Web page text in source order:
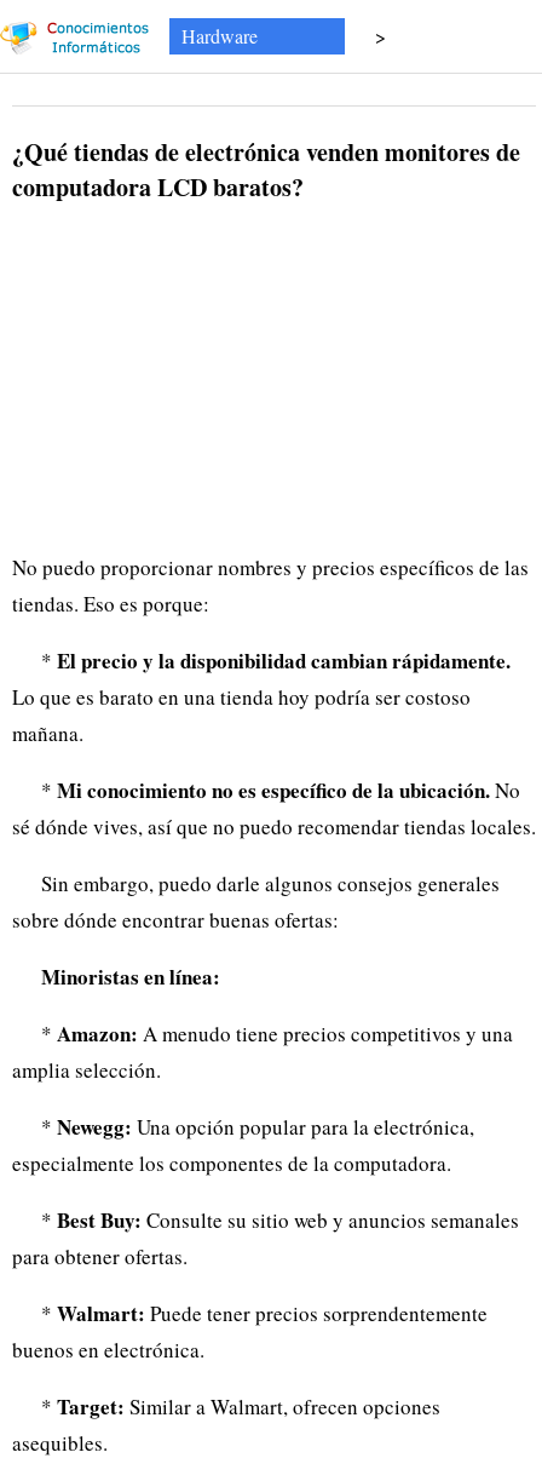
Hardware >
¿Qué tiendas de electrónica venden monitores de
computadora LCD baratos?
No puedo proporcionar nombres y precios específicos de las
tiendas. Eso es porque:
* El precio y la disponibilidad cambian rápidamente.
Lo que es barato en una tienda hoy podría ser costoso
mañana.
* Mi conocimiento no es específico de la ubicación.No
sé dónde vives, así que no puedo recomendar tiendas locales.
Sin embargo, puedo darle algunos consejos generales
sobre dónde encontrar buenas ofertas:
Minoristas en línea:
* Amazon: A menudo tiene precios competitivos y una
amplia selección.
* Newegg: Una opción popular para la electrónica,
especialmente los componentes de la computadora.
* Best Buy: Consulte su sitio web y anuncios semanales
para obtener ofertas.
* Walmart: Puede tener precios sorprendentemente
buenos en electrónica.
* Target: Similar a Walmart, ofrecen opciones
asequibles.